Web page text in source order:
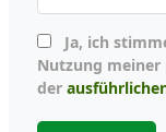
Nutzung meiner
der